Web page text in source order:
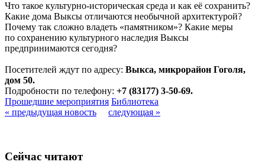
Что такое культурно-историческая среда и как её сохранить?
Какие дома Выксы отличаются необычной архитектурой?
Почему так сложно владеть «памятником»? Какие меры
по сохранению культурного наследия Выксы
предпринимаются сегодня?
Посетителей ждут по адресу: Выкса, микрорайон Гоголя,
дом 50.
Подробности по телефону: +7 (83177) 3-50-69.
Прошедшие мероприятия Библиотека
« предыдущая новость
следующая »
Сейчас читают